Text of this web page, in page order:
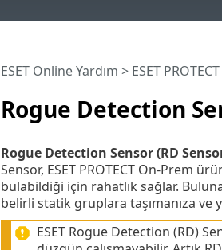
Rogue Detection
ESET Online Yardım > ESET
Rogue Detection Sensor (RD
Sensor, ESET PROTECT On-Prem
bulabildiği için rahatlık sağlar.
belirli statik gruplara taşımanıza
ESET Rogue Detection (RD)